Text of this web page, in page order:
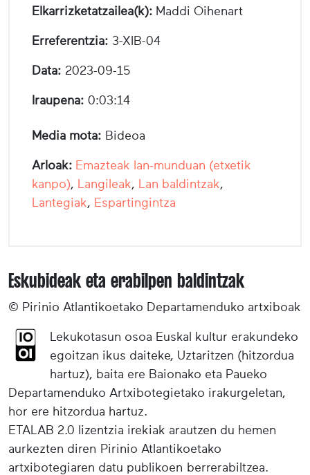
Elkarrizketatzailea(k): Maddi Oihenart
Erreferentzia: 3-XIB-04
Data: 2023-09-15
Iraupena: 0:03:14
Media mota: Bideoa
Arloak: Emazteak lan-munduan (etxetik
kanpo), Langileak, Lan baldintzak,
Lantegiak, Espartingintza
Eskubideak eta erabilpen baldintzak
© Pirinio Atlantikoetako Departamenduko artxiboak
Lekukotasun osoa Euskal kultur erakundeko
egoitzan ikus daiteke, Uztaritzen (hitzordua
hartuz), baita ere Baionako eta Paueko
Departamenduko Artxibotegietako irakurgeletan,
hor ere hitzordua hartuz.
ETALAB 2.0 lizentzia irekiak arautzen du hemen
aurkezten diren Pirinio Atlantikoetako
artxibotegiaren datu publikoen berrerabiltzea.